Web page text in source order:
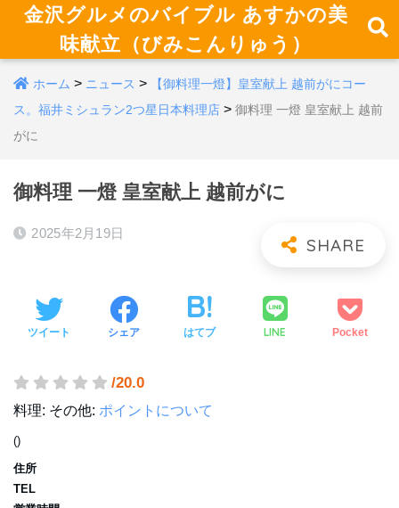
金沢グルメのバイブル あすかの美
味献立（びみこんりゅう）
ホーム > ニュース >
【御料理一燈】皇室献上 越前がにコー
ス。福井ミシュラン2つ星日本料理店 > 御料理 一燈 皇室献上 越前
がに
御料理 一燈 皇室献上 越前がに
2025年2月19日
ツイート シェア はてブ LINE Pocket
/20.0
料理: その他: ポイントについて
()
住所
TEL